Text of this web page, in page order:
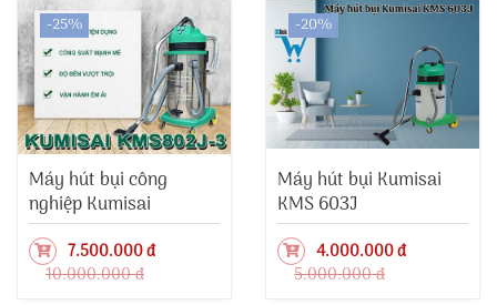
-25%
Máy hút bụi công
nghiệp Kumisai
KMS802J-3
7.500.000 đ
10.000.000 đ
-20%
Máy hút bụi Kumisai
KMS 603J
4.000.000 đ
5.000.000 đ